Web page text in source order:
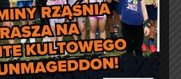
podawcze)